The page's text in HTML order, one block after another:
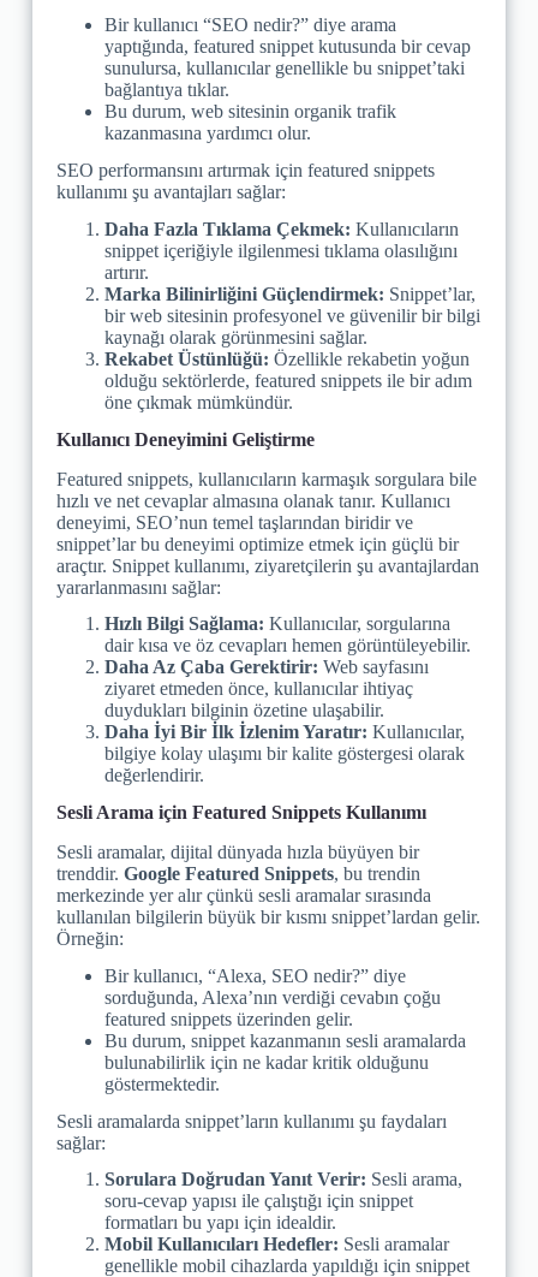
Bir kullanıcı “SEO nedir?” diye arama
yaptığında, featured snippet kutusunda bir cevap
sunulursa, kullanıcılar genellikle bu snippet’taki
bağlantıya tıklar.
Bu durum, web sitesinin organik trafik
kazanmasına yardımcı olur.
SEO performansını artırmak için featured snippets
kullanımı şu avantajları sağlar:
Daha Fazla Tıklama Çekmek: Kullanıcıların
snippet içeriğiyle ilgilenmesi tıklama olasılığını
artırır.
Marka Bilinirliğini Güçlendirmek: Snippet’lar,
bir web sitesinin profesyonel ve güvenilir bir bilgi
kaynağı olarak görünmesini sağlar.
Rekabet Üstünlüğü: Özellikle rekabetin yoğun
olduğu sektörlerde, featured snippets ile bir adım
öne çıkmak mümkündür.
Kullanıcı Deneyimini Geliştirme
Featured snippets, kullanıcıların karmaşık sorgulara bile
hızlı ve net cevaplar almasına olanak tanır. Kullanıcı
deneyimi, SEO’nun temel taşlarından biridir ve
snippet’lar bu deneyimi optimize etmek için güçlü bir
araçtır. Snippet kullanımı, ziyaretçilerin şu avantajlardan
yararlanmasını sağlar:
Hızlı Bilgi Sağlama: Kullanıcılar, sorgularına
dair kısa ve öz cevapları hemen görüntüleyebilir.
Daha Az Çaba Gerektirir: Web sayfasını
ziyaret etmeden önce, kullanıcılar ihtiyaç
duydukları bilginin özetine ulaşabilir.
Daha İyi Bir İlk İzlenim Yaratır: Kullanıcılar,
bilgiye kolay ulaşımı bir kalite göstergesi olarak
değerlendirir.
Sesli Arama için Featured Snippets Kullanımı
Sesli aramalar, dijital dünyada hızla büyüyen bir
trenddir. Google Featured Snippets, bu trendin
merkezinde yer alır çünkü sesli aramalar sırasında
kullanılan bilgilerin büyük bir kısmı snippet’lardan gelir.
Örneğin:
Bir kullanıcı, “Alexa, SEO nedir?” diye
sorduğunda, Alexa’nın verdiği cevabın çoğu
featured snippets üzerinden gelir.
Bu durum, snippet kazanmanın sesli aramalarda
bulunabilirlik için ne kadar kritik olduğunu
göstermektedir.
Sesli aramalarda snippet’ların kullanımı şu faydaları
sağlar:
Sorulara Doğrudan Yanıt Verir: Sesli arama,
soru-cevap yapısı ile çalıştığı için snippet
formatları bu yapı için idealdir.
Mobil Kullanıcıları Hedefler: Sesli aramalar
genellikle mobil cihazlarda yapıldığı için snippet